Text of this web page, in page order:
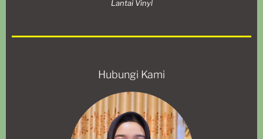
Lantai Vinyl
Hubungi Kami